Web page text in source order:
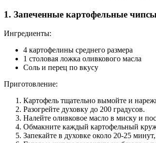
1. Запеченные картофельные
Ингредиенты:
4 картофелины среднего размера
1 столовая ложка оливкового масла
Соль и перец по вкусу
Приготовление:
Картофель тщательно вымойте и
Разогрейте духовку до 200 градусов.
Налейте оливковое масло в миску и
Обмакните каждый картофельный
Запекайте в духовке около 20-25